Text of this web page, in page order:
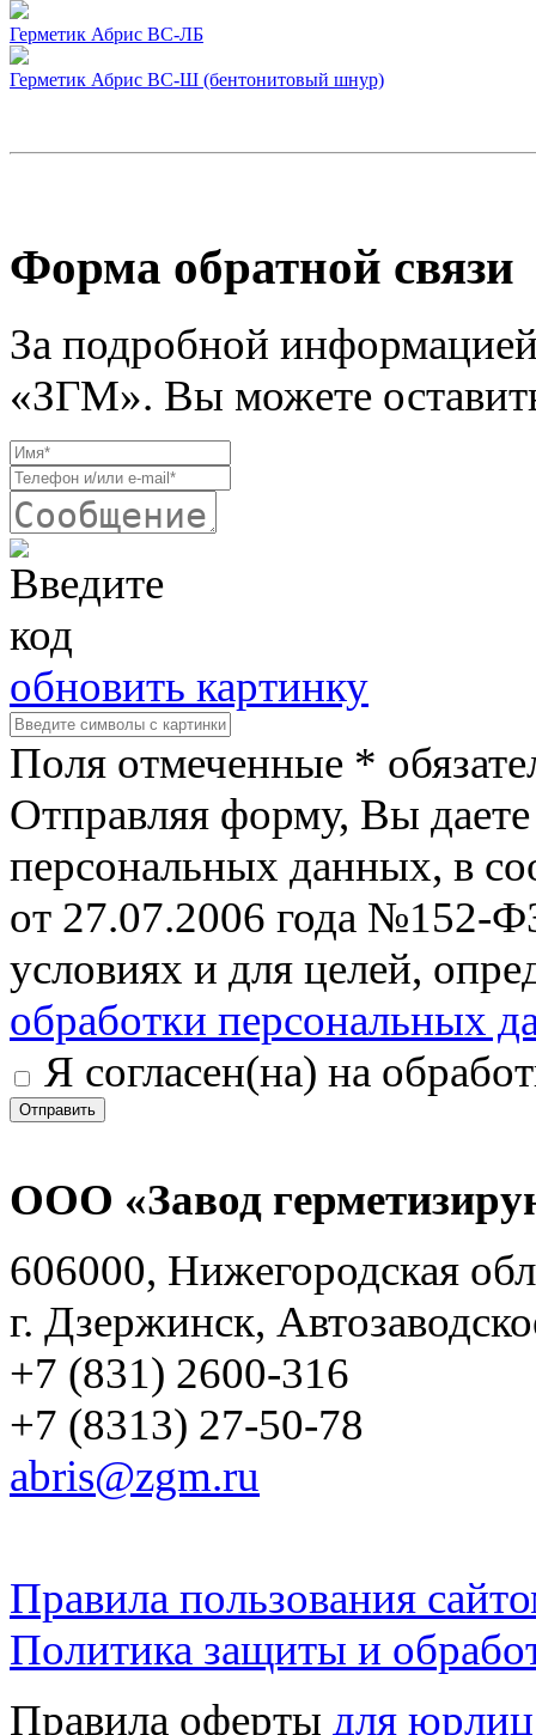
Герметик Абрис ВС-ЛБ
Герметик Абрис ВС-Ш (бентонитовый шнур)
Форма обратной связи
За подробной
«ЗГМ». Вы можете
обновить картинку
Поля отмеченные *
Отправляя форму, Вы даете
персональных данных, в
от 27.07.2006 года №152-
условиях и для целей,
обработки персональных
Я согласен(на) на
Отправить
ООО «Завод
606000, Нижегородская
г. Дзержинск,
+7 (831) 2600-316
+7 (8313) 27-50-78
abris@zgm.ru
Правила пользования
Политика защиты и
Правила оферты для